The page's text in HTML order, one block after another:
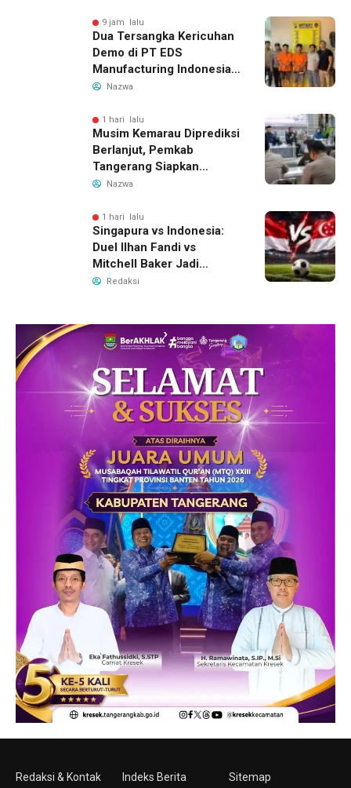
9 jam lalu
Dua Tersangka Kericuhan
Demo di PT EDS
Manufacturing Indonesia
Ditahan, Polda Banten
Pengelolaan Limbah
Nazwa
1 hari lalu
Musim Kemarau Diprediksi
Berlanjut, Pemkab
Tangerang Siapkan
Langkah Antisipasi Krisis
Nazwa
1 hari lalu
Singapura vs Indonesia:
Duel Ilhan Fandi vs
Mitchell Baker Jadi
Sorotan di Piala AFF 2026
Redaksi
Redaksi & Kontak Indeks Berita Sitemap